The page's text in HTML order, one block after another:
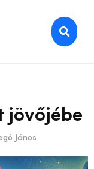
jövőjébe
János